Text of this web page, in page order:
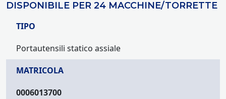
DISPONIBILE PER 24 MACCHINE/TORRETTE
TIPO
Portautensili statico assiale
MATRICOLA
0006013700